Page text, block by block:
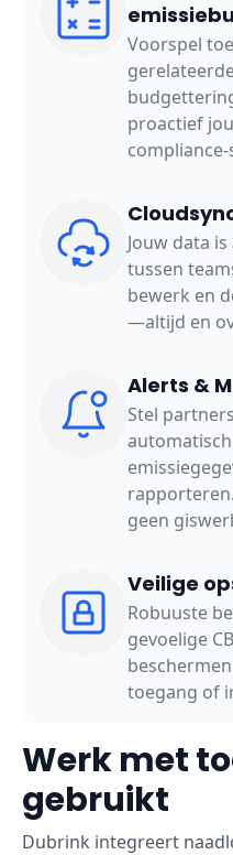
Voorspel
proactief
Jouw data
tussen
bewerk en
—altijd en
Alerts &
Stel
geen
Veilige
Robuuste
gevoelige
toegang of
Werk met
gebruikt
Dubrink integreert